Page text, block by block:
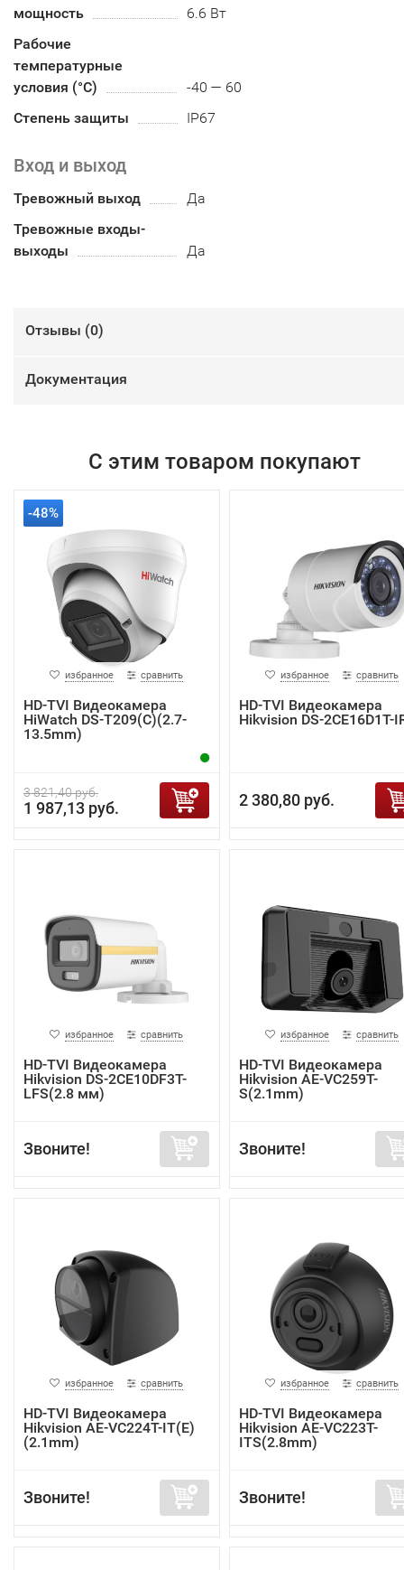
мощность
6.6 Вт
Рабочие
температурные
условия (°С)
-40 — 60
Степень защиты
IP67
Вход и выход
Тревожный выход
Да
Тревожные входы-
выходы
Да
Отзывы (0)
Документация
С этим товаром покупают
-48%
избранное сравнить
HD-TVI Видеокамера
HiWatch DS-T209(C)(2.7-
13.5mm)
3 821,40 руб.
1 987,13 руб.
избранное сравнить
HD-TVI Видеокамера
Hikvision DS-2CE16D1T-
2 380,80 руб.
избранное сравнить
HD-TVI Видеокамера
Hikvision DS-2CE10DF3T-
LFS(2.8 мм)
Звоните!
избранное сравнить
HD-TVI Видеокамера
Hikvision AE-VC259T-
S(2.1mm)
Звоните!
избранное сравнить
HD-TVI Видеокамера
Hikvision AE-VC224T-IT(E)
(2.1mm)
Звоните!
избранное сравнить
HD-TVI Видеокамера
Hikvision AE-VC223T-
ITS(2.8mm)
Звоните!